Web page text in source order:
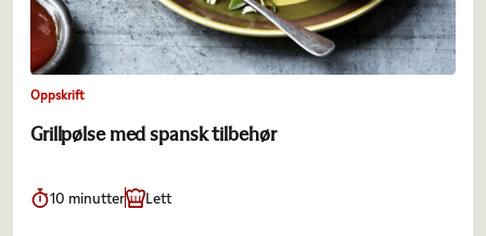
Oppskrift
Grillpølse med spansk tilbehør
10 minutter Lett